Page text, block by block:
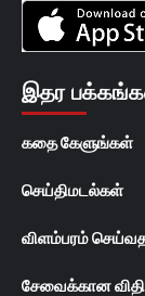
இதர
கதை கேளுங்கள்
செய்திமடல்கள்
விளம்பரம்
சேவைக்கான